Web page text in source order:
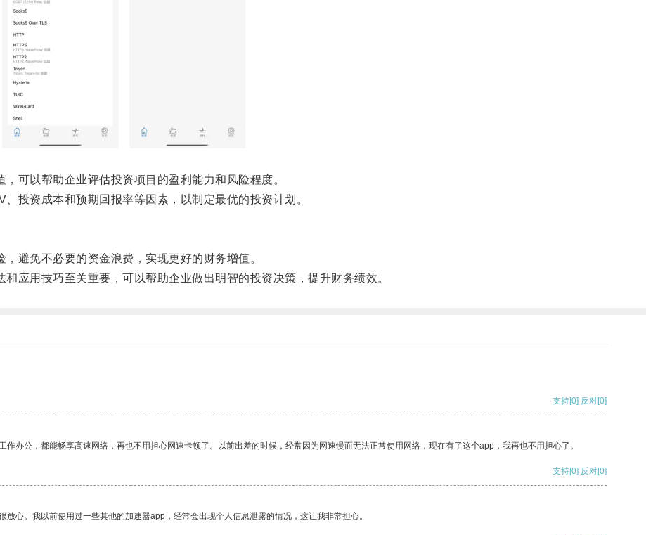
以帮助企业评估投资项目的盈利能力和风险程度。
资成本和预期回报率等因素，以制定最优的投资计划。
免不必要的资金浪费，实现更好的财务增值。
用技巧至关重要，可以帮助企业做出明智的投资决策，提升财务绩效。
支持[0] 反对[0]
办公，都能畅享高速网络，再也不用担心网速卡顿了。以前出差的时候，经常因为网速慢而无法正常使用网络，现在有了这个app，我再也不用担心了。
支持[0] 反对[0]
心。我以前使用过一些其他的加速器app，经常会出现个人信息泄露的情况，这让我非常担心。